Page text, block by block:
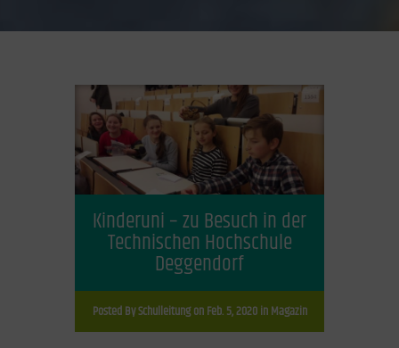
Kinderuni – zu Besuch in der
Technischen Hochschule
Deggendorf
Posted BySchulleitungon Feb. 5, 2020 inMagazin